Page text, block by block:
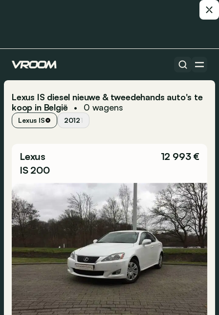
Lexus IS diesel nieuwe & tweedehands auto's te
koop in België
• 0 wagens
Lexus IS 20121
Lexus
IS 200
12 993 €